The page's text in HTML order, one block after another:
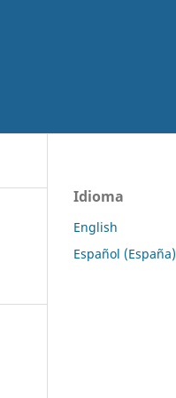
Idioma
English
Español (España)